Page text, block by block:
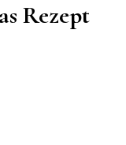
Rezept